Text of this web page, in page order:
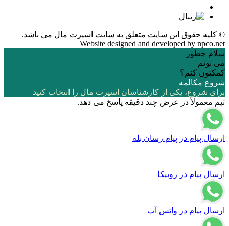
© کلیه حقوق این سایت متعلق به سایت اسپرت مال می باشد.
Website designed and developed by npco.net
سلام چطور
می تونم
کمکتون کنم؟
شروع مکالمه
برای شروع، یکی از کارشناسان اسپرت مال را انتخاب کنید
تیم معمولاً در عرض چند دقیقه پاسخ می دهد.
ارسال پیام در پیام رسان بله
ارسال پیام در روبیکا
ارسال پیام در واتس آپ